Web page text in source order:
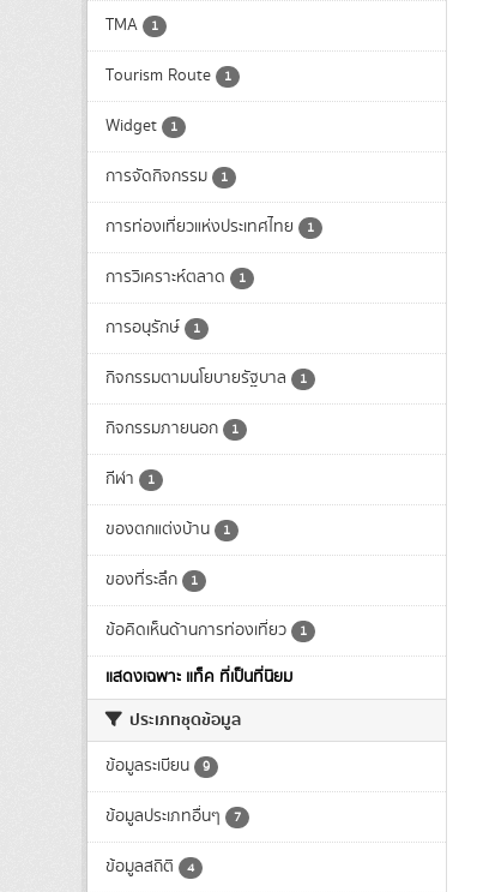
TMA 1
Tourism Route 1
Widget 1
การจัดกิจกรรม 1
การท่องเที่ยวแห่งประเทศไทย 1
การวิเคราะห์ตลาด 1
การอนุรักษ์ 1
กิจกรรมตามนโยบายรัฐบาล 1
กิจกรรมภายนอก 1
กีฬา 1
ของตกแต่งบ้าน 1
ของที่ระลึก 1
ข้อคิดเห็นด้านการท่องเที่ยว 1
แสดงเฉพาะ แท็ค ที่เป็นที่นิยม
ประเภทชุดข้อมูล
ข้อมูลระเบียน 9
ข้อมูลประเภทอื่นๆ 7
ข้อมูลสถิติ 4